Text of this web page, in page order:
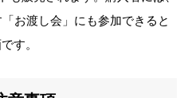
お渡し会」にも参加できると
す。